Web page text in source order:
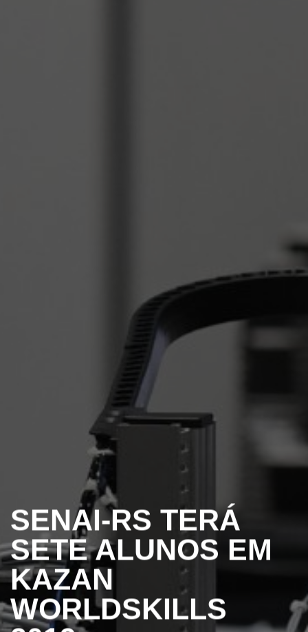
SENAI-RS TERÁ
SETE ALUNOS EM
KAZAN
WORLDSKILLS